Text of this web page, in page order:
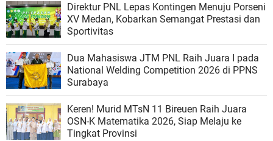
Direktur PNL Lepas Kontingen Menuju Porseni
XV Medan, Kobarkan Semangat Prestasi dan
Sportivitas
Dua Mahasiswa JTM PNL Raih Juara I pada
National Welding Competition 2026 di PPNS
Surabaya
Keren! Murid MTsN 11 Bireuen Raih Juara
OSN-K Matematika 2026, Siap Melaju ke
Tingkat Provinsi